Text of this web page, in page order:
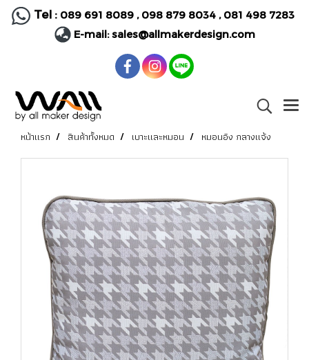
Tel : 089 691 8089, 098 879 8034 , 081 498 7283
E-mail:sales@allmakerdesign.com
หน้าแรก สินค้าทั้งหมด เบาะและหมอน หมอนอิง กลางแจ้ง